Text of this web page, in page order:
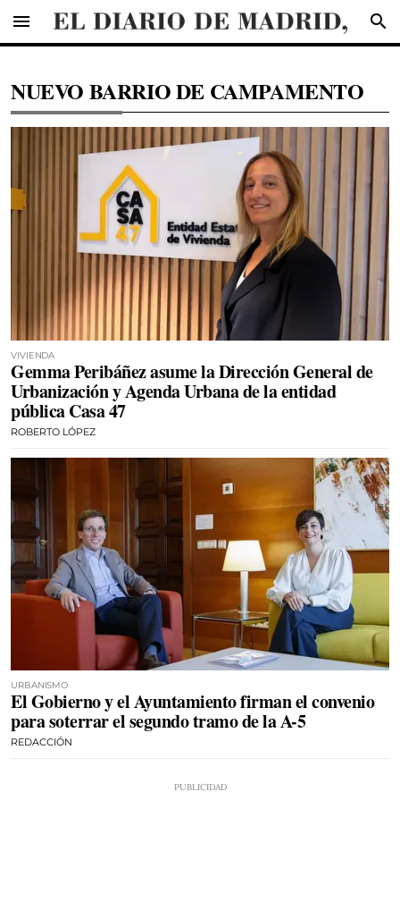
menu search
NUEVO BARRIO DE CAMPAMENTO
VIVIENDA
Gemma Peribáñez asume la Dirección General de
Urbanización y Agenda Urbana de la entidad
pública Casa 47
ROBERTO LÓPEZ
URBANISMO
El Gobierno y el Ayuntamiento firman el convenio
para soterrar el segundo tramo de la A-5
REDACCIÓN